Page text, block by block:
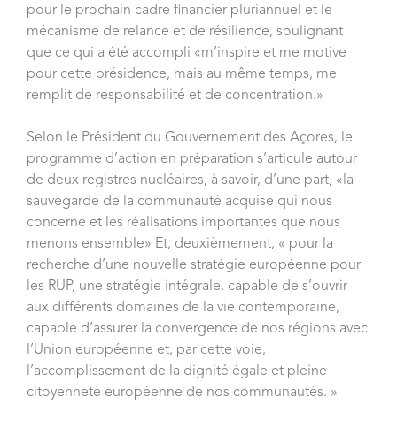
pour le prochain cadre financier pluriannuel et le
mécanisme de relance et de résilience, soulignant
que ce qui a été accompli «m’inspire et me motive
pour cette présidence, mais au même temps, me
remplit de responsabilité et de concentration.»
Selon le Président du Gouvernement des Açores, le
programme d’action en préparation s’articule autour
de deux registres nucléaires, à savoir, d’une part, «la
sauvegarde de la communauté acquise qui nous
concerne et les réalisations importantes que nous
menons ensemble» Et, deuxièmement, « pour la
recherche d’une nouvelle stratégie européenne pour
les RUP, une stratégie intégrale, capable de s’ouvrir
aux différents domaines de la vie contemporaine,
capable d’assurer la convergence de nos régions avec
l’Union européenne et, par cette voie,
l’accomplissement de la dignité égale et pleine
citoyenneté européenne de nos communautés. »